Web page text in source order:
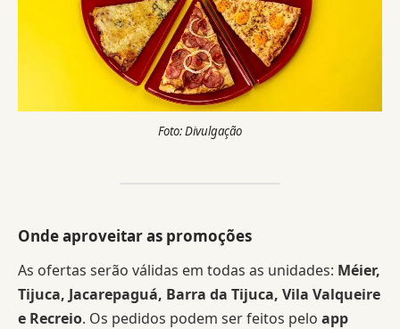
Foto: Divulgação
Onde aproveitar as promoções
As ofertas serão válidas em todas as unidades: Méier,
Tijuca, Jacarepaguá, Barra da Tijuca, Vila Valqueire
e Recreio. Os pedidos podem ser feitos pelo app